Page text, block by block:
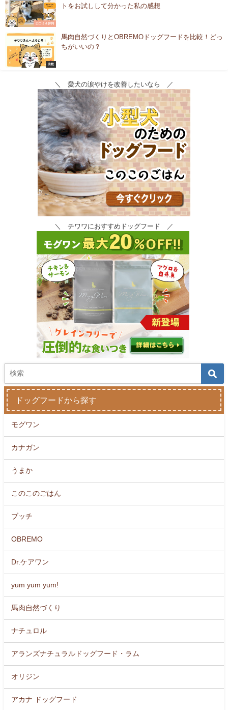
口コミ＆評判
トをお試しして分かった私の感想
比較
馬肉自然づくりとOBREMOドッグフードを比較！どっ
ちがいいの？
＼ 愛犬の涙やけを改善したいなら ／
＼ チワワにおすすめドッグフード ／
ドッグフードから探す
モグワン
カナガン
うまか
このこのごはん
ブッチ
OBREMO
Dr.ケアワン
yum yum yum!
馬肉自然づくり
ナチュロル
アランズナチュラルドッグフード・ラム
オリジン
アカナ ドッグフード